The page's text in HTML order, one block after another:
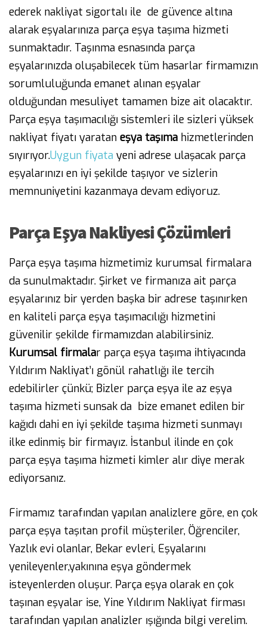
ederek nakliyat sigortalı ile de güvence altına
alarak eşyalarınıza parça eşya taşıma hizmeti
sunmaktadır. Taşınma esnasında parça
eşyalarınızda oluşabilecek tüm hasarlar firmamızın
sorumluluğunda emanet alınan eşyalar
olduğundan mesuliyet tamamen bize ait olacaktır.
Parça eşya taşımacılığı sistemleri ile sizleri yüksek
nakliyat fiyatı yaratan eşya taşıma hizmetlerinden
sıyırıyor.Uygun fiyata yeni adrese ulaşacak parça
eşyalarınızı en iyi şekilde taşıyor ve sizlerin
memnuniyetini kazanmaya devam ediyoruz.
Parça Eşya Nakliyesi Çözümleri
Parça eşya taşıma hizmetimiz kurumsal firmalara
da sunulmaktadır. Şirket ve firmanıza ait parça
eşyalarınız bir yerden başka bir adrese taşınırken
en kaliteli parça eşya taşımacılığı hizmetini
güvenilir şekilde firmamızdan alabilirsiniz.
Kurumsal firmalar parça eşya taşıma ihtiyacında
Yıldırım Nakliyat’ı gönül rahatlığı ile tercih
edebilirler çünkü; Bizler parça eşya ile az eşya
taşıma hizmeti sunsak da bize emanet edilen bir
kağıdı dahi en iyi şekilde taşıma hizmeti sunmayı
ilke edinmiş bir firmayız. İstanbul ilinde en çok
parça eşya taşıma hizmeti kimler alır diye merak
ediyorsanız.
Firmamız tarafından yapılan analizlere göre, en çok
parça eşya taşıtan profil müşteriler, Öğrenciler,
Yazlık evi olanlar, Bekar evleri, Eşyalarını
yenileyenler,yakınına eşya göndermek
isteyenlerden oluşur. Parça eşya olarak en çok
taşınan eşyalar ise, Yine Yıldırım Nakliyat firması
tarafından yapılan analizler ışığında bilgi verelim.